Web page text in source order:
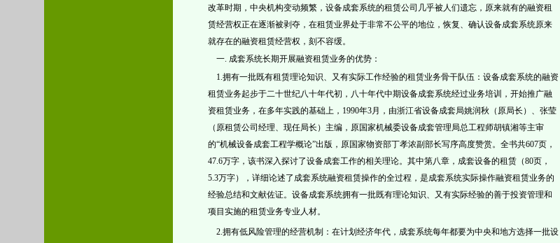
改革时期，中央机构变动频繁，设备成套系统的租赁公司几乎被人们遗忘， 原来就有的融资租
赁经营权正在逐渐被剥夺， 在租赁业界处于非常不公平的地位，恢复、确认设备成套系统原来
就存在的融资租赁经营权，刻不容缓。
一. 成套系统长期开展融资租赁业务的优势：
1.拥有一批既有租赁理论知识、又有实际工作经验的租赁业务骨干队伍： 设备成套系统的融资
租赁业务起步于二十世纪八十年代初，八十年代中期设备成套系统经过业务培训，开始推广融
资租赁业务，在多年实践的基础上， 1990年3月，由浙江省设备成套局姚润秋（原局长）、张莹
（原租赁公司经理、现任局长）主编，原国家机械委设备成套管理局总工程师胡镇湘等主审
的“机械设备成套工程学概论”出版，原国家物资部丁孝浓副部长写序高度赞赏。全书共607页，
47.6万字，该书深入探讨了设备成套工作的相关理论。其中第八章，成套设备的租赁（80页，
5.3万字），详细论述了成套系统融资租赁操作的全过程，是成套系统实际操作融资租赁业务的
经验总结和文献佐证。 设备成套系统拥有一批既有理论知识、又有实际经验的善于投资管理和
项目实施的租赁业务专业人材。
2.拥有低风险管理的经营机制：在计划经济年代，成套系统每年都要为中央和地方选择一批设